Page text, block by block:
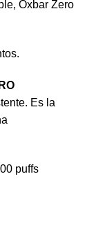
Oxbar Zero
Es la
puffs